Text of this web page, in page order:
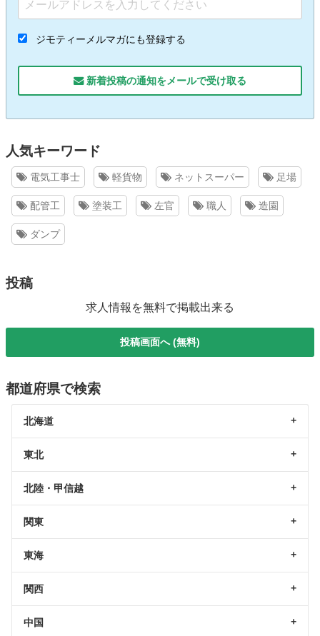
ジモティーメルマガにも登録する
新着投稿の通知をメールで受け取る
人気キーワード
電気工事士 軽貨物 ネットスーパー 足場
配管工 塗装工 左官 職人 造園
ダンプ
投稿
求人情報を無料で掲載出来る
投稿画面へ (無料)
都道府県で検索
北海道
東北
北陸・甲信越
関東
東海
関西
中国